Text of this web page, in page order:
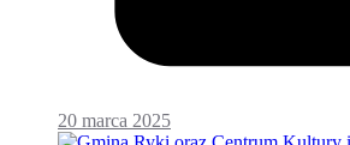
20 marca 2025